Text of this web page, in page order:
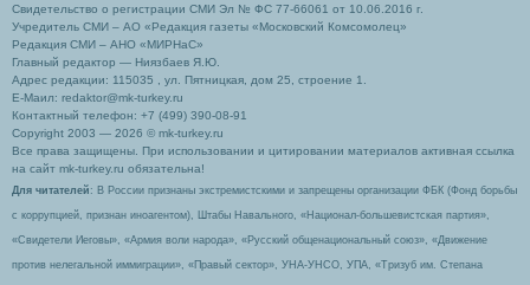
Свидетельство о регистрации СМИ Эл № ФС 77-66061 от 10.06.2016 г.
Учредитель СМИ – АО «Редакция газеты «Московский Комсомолец»
Редакция СМИ – АНО «МИРНаС»
Главный редактор — Ниязбаев Я.Ю.
Адрес редакции: 115035 , ул. Пятницкая, дом 25, строение 1.
Е-Маил: redaktor@mk-turkey.ru
Контактный телефон: +7 (499) 390-08-91
Copyright 2003 — 2026 © mk-turkey.ru
Все права защищены. При использовании и цитировании материалов активная ссылка
на сайт mk-turkey.ru обязательна!
Для читателей : В России признаны экстремистскими и запрещены организации ФБК (Фонд борьбы
с коррупцией, признан иноагентом), Штабы Навального, «Национал-большевистская партия»,
«Свидетели Иеговы», «Армия воли народа», «Русский общенациональный союз», «Движение
против нелегальной иммиграции», «Правый сектор», УНА-УНСО, УПА, «Тризуб им. Степана